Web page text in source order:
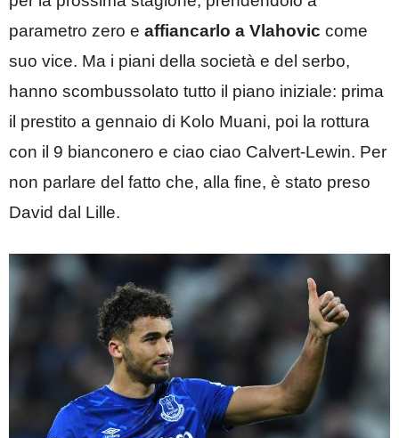
parametro zero e affiancarlo a Vlahovic come
suo vice. Ma i piani della società e del serbo,
hanno scombussolato tutto il piano iniziale: prima
il prestito a gennaio di Kolo Muani, poi la rottura
con il 9 bianconero e ciao ciao Calvert-Lewin. Per
non parlare del fatto che, alla fine, è stato preso
David dal Lille.